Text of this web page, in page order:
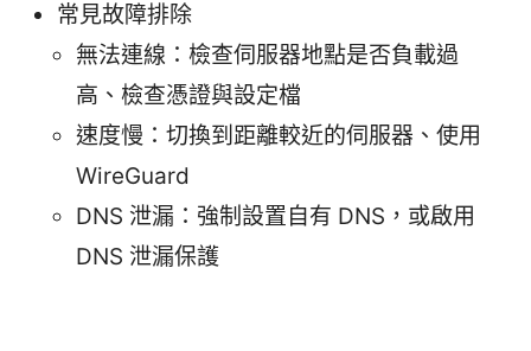
常見故障排除
無法連線：檢查伺服器地點是否負載過
高、檢查憑證與設定檔
速度慢：切換到距離較近的伺服器、使用
WireGuard
DNS 泄漏：強制設置自有 DNS，或啟用
DNS 泄漏保護